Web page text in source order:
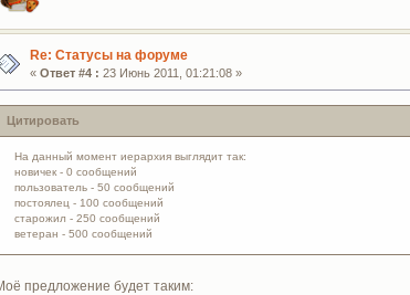
Re: Статусы на форуме
« Ответ #4 : 23 Июнь 2011, 01:21:08 »
Цитировать
На данный момент иерархия выглядит так:
новичек - 0 сообщений
пользователь - 50 сообщений
постоялец - 100 сообщений
старожил - 250 сообщений
ветеран - 500 сообщений
предложение будет таким: